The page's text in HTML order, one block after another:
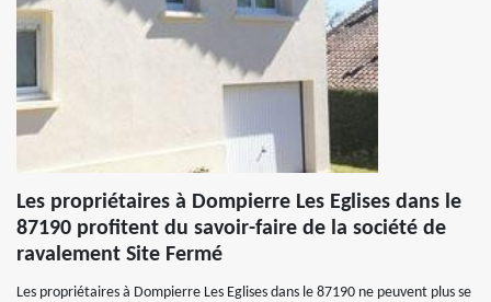
Les propriétaires à Dompierre Les Eglises dans le
87190 profitent du savoir-faire de la société de
ravalement Site Fermé
Les propriétaires à Dompierre Les Eglises dans le 87190 ne peuvent plus se